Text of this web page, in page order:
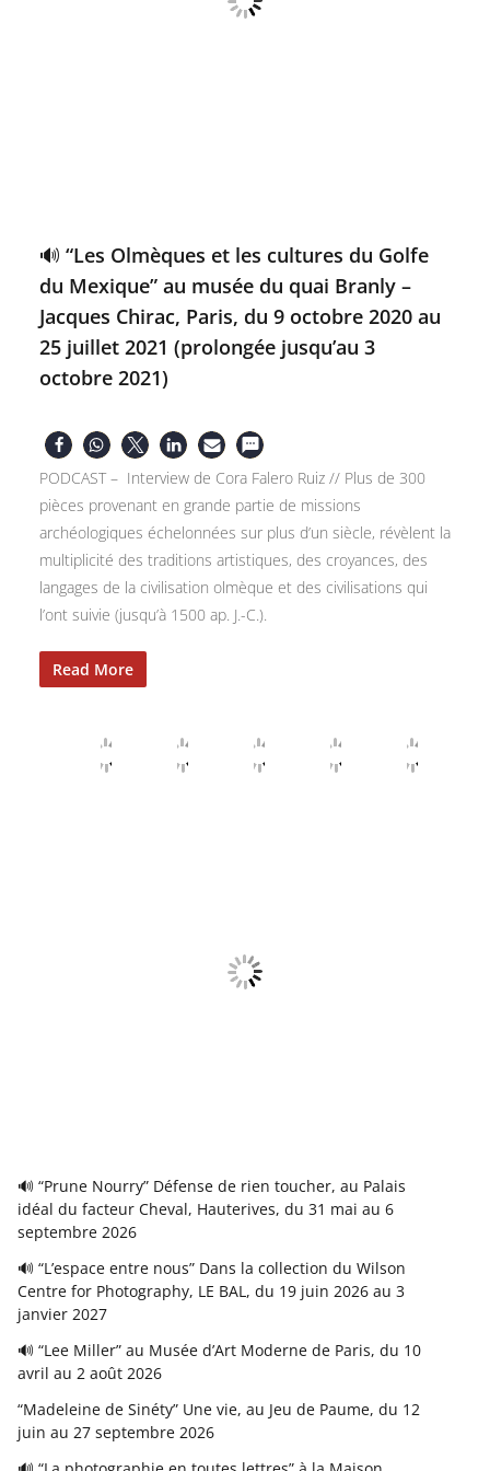
🔊 “Les Olmèques et les cultures du Golfe
du Mexique” au musée du quai Branly –
Jacques Chirac, Paris, du 9 octobre 2020 au
25 juillet 2021 (prolongée jusqu’au 3
octobre 2021)
PODCAST – Interview de Cora Falero Ruiz // Plus de 300
pièces provenant en grande partie de missions
archéologiques échelonnées sur plus d’un siècle, révèlent la
multiplicité des traditions artistiques, des croyances, des
langages de la civilisation olmèque et des civilisations qui
l’ont suivie (jusqu’à 1500 ap. J.-C.).
Read More
🔊 “Prune Nourry” Défense de rien toucher, au Palais
idéal du facteur Cheval, Hauterives, du 31 mai au 6
septembre 2026
🔊 “L’espace entre nous” Dans la collection du Wilson
Centre for Photography, LE BAL, du 19 juin 2026 au 3
janvier 2027
🔊 “Lee Miller” au Musée d’Art Moderne de Paris, du 10
avril au 2 août 2026
“Madeleine de Sinéty” Une vie, au Jeu de Paume, du 12
juin au 27 septembre 2026